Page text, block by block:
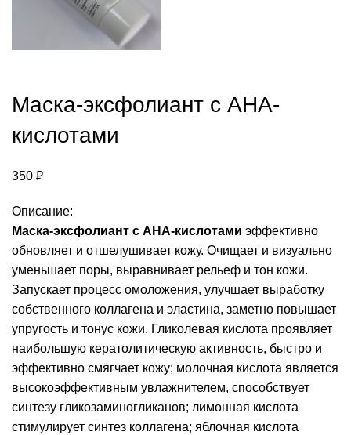
Маска-эксфолиант с AHA-
кислотами
350 ₽
Описание:
Маска-эксфолиант с AHA-кислотами эффективно
обновляет и отшелушивает кожу. Очищает и визуально
уменьшает поры, выравнивает рельеф и тон кожи.
Запускает процесс омоложения, улучшает выработку
собственного коллагена и эластина, заметно повышает
упругость и тонус кожи. Гликолевая кислота проявляет
наибольшую кератолитическую активность, быстро и
эффективно смягчает кожу; молочная кислота является
высокоэффективным увлажнителем, способствует
синтезу гликозаминогликанов; лимонная кислота
стимулирует синтез коллагена; яблочная кислота